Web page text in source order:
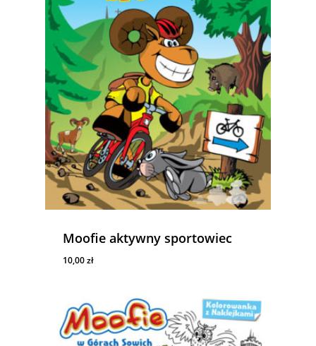
Moofie aktywny sportowiec
10,00zł